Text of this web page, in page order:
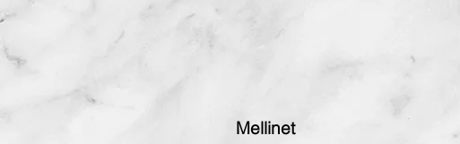
Mellinet